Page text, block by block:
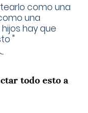
como una
una
hay que
"
todo esto a